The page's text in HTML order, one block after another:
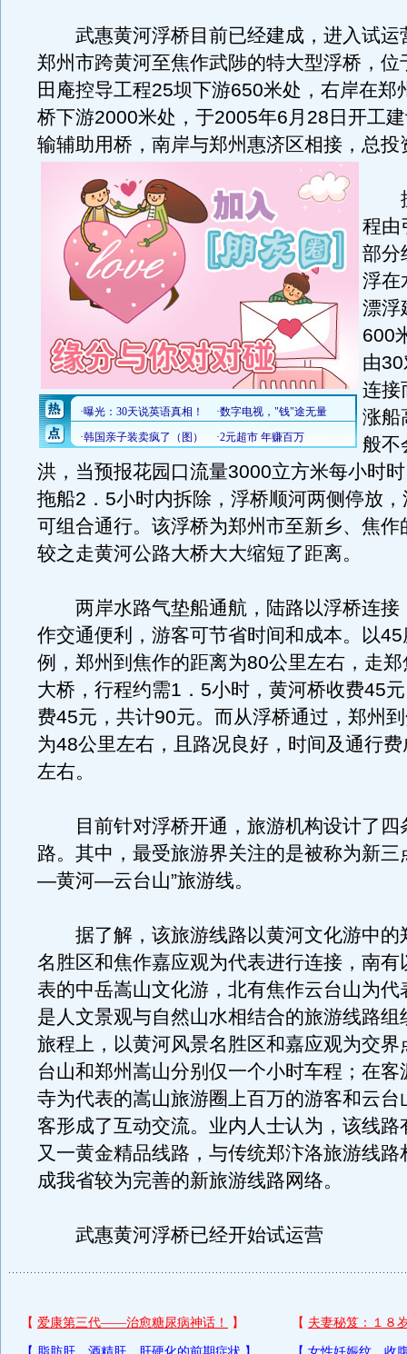
武惠黄河浮桥目前已经建成，进入试运
郑州市跨黄河至焦作武陟的特大型浮桥，位
田庵控导工程25坝下游650米处，右岸在郑
桥下游2000米处，于2005年6月28日开工
输辅助用桥，南岸与郑州惠济区相接，总
据
程由
部分
浮在
漂浮
600
由
连接
涨船
般不
洪，当预报花园口流量3000立方米每小时
拖船2．5小时内拆除，浮桥顺河两侧停放
可组合通行。该浮桥为郑州市至新乡、焦作
较之走黄河公路大桥大大缩短了距离。
两岸水路气垫船通航，陆路以浮桥连接
作交通便利，游客可节省时间和成本。以
例，郑州到焦作的距离为80公里左右，走
大桥，行程约需1．5小时，黄河桥收费45
费45元，共计90元。而从浮桥通过，郑州
为48公里左右，且路况良好，时间及通行
左右。
目前针对浮桥开通，旅游机构设计了四
路。其中，最受旅游界关注的是被称为新三
—黄河—云台山”旅游线。
据了解，该旅游线路以黄河文化游中的
名胜区和焦作嘉应观为代表进行连接，南有
表的中岳嵩山文化游，北有焦作云台山为代
是人文景观与自然山水相结合的旅游线路组
旅程上，以黄河风景名胜区和嘉应观为交界
台山和郑州嵩山分别仅一个小时车程；在客
寺为代表的嵩山旅游圈上百万的游客和云台
客形成了互动交流。业内人士认为，该线路
又一黄金精品线路，与传统郑汴洛旅游线路
成我省较为完善的新旅游线路网络。
武惠黄河浮桥已经开始试运营